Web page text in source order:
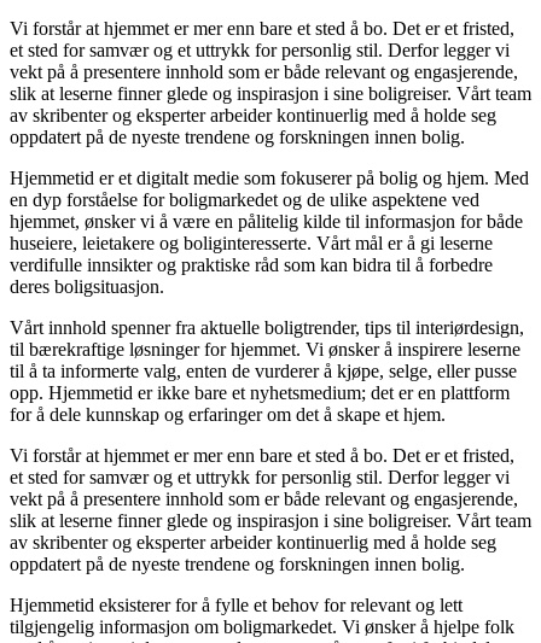
Vi forstår at hjemmet er mer enn bare et sted å bo. Det er et fristed,
et sted for samvær og et uttrykk for personlig stil. Derfor legger vi
vekt på å presentere innhold som er både relevant og engasjerende,
slik at leserne finner glede og inspirasjon i sine boligreiser. Vårt team
av skribenter og eksperter arbeider kontinuerlig med å holde seg
oppdatert på de nyeste trendene og forskningen innen bolig.
Hjemmetid er et digitalt medie som fokuserer på bolig og hjem. Med
en dyp forståelse for boligmarkedet og de ulike aspektene ved
hjemmet, ønsker vi å være en pålitelig kilde til informasjon for både
huseiere, leietakere og boliginteresserte. Vårt mål er å gi leserne
verdifulle innsikter og praktiske råd som kan bidra til å forbedre
deres boligsituasjon.
Vårt innhold spenner fra aktuelle boligtrender, tips til interiørdesign,
til bærekraftige løsninger for hjemmet. Vi ønsker å inspirere leserne
til å ta informerte valg, enten de vurderer å kjøpe, selge, eller pusse
opp. Hjemmetid er ikke bare et nyhetsmedium; det er en plattform
for å dele kunnskap og erfaringer om det å skape et hjem.
Vi forstår at hjemmet er mer enn bare et sted å bo. Det er et fristed,
et sted for samvær og et uttrykk for personlig stil. Derfor legger vi
vekt på å presentere innhold som er både relevant og engasjerende,
slik at leserne finner glede og inspirasjon i sine boligreiser. Vårt team
av skribenter og eksperter arbeider kontinuerlig med å holde seg
oppdatert på de nyeste trendene og forskningen innen bolig.
Hjemmetid eksisterer for å fylle et behov for relevant og lett
tilgjengelig informasjon om boligmarkedet. Vi ønsker å hjelpe folk